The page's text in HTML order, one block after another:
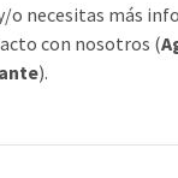
o necesitas más
con nosotros (
).